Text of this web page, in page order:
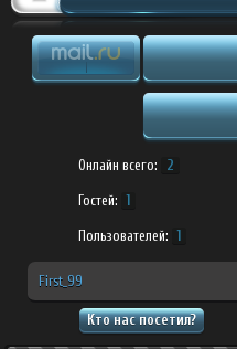
Онлайн всего: 2
Гостей: 1
Пользователей: 1
First_99
Кто нас посетил?